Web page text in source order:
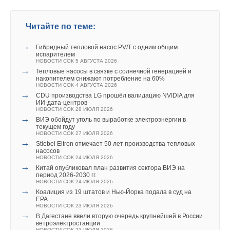
Читайте по теме:
→
Гибридный тепловой насос PV/T с одним общим
испарителем
НОВОСТИ СОК 5 АВГУСТА 2026
→
Тепловые насосы в связке с солнечной генерацией и
накопителем снижают потребление на 60%
НОВОСТИ СОК 4 АВГУСТА 2026
→
CDU производства LG прошёл валидацию NVIDIA для
ИИ-дата-центров
НОВОСТИ СОК 28 ИЮЛЯ 2026
→
ВИЭ обойдут уголь по выработке электроэнергии в
текущем году
НОВОСТИ СОК 27 ИЮЛЯ 2026
→
Stiebel Eltron отмечает 50 лет производства тепловых
насосов
НОВОСТИ СОК 24 ИЮЛЯ 2026
→
Китай опубликовал план развития сектора ВИЭ на
период 2026-2030 гг.
НОВОСТИ СОК 24 ИЮЛЯ 2026
→
Коалиция из 19 штатов и Нью-Йорка подала в суд на
EPA
НОВОСТИ СОК 23 ИЮЛЯ 2026
→
В Дагестане ввели вторую очередь крупнейшей в России
ветроэлектростанции
надежной энергетической системы и стабилизации климата
коммуникативную составляющие развития мирового
сообщества. На сегодняшний день процесс создания
надежной энергетической системы продвигается слишком
медленно, а существующая система не способна ускорить
этот процесс», - заявил Цукерберг на своей странице в
Фейсбук.
«Энергетическая коалиция будет поддерживать идеи,
которые потенциально способны изменить подход
человечества к производству и потреблению энергии. В то
время как мировые лидеры готовятся к саммиту ООН по
вопросам изменения климата в Париже, мы надеемся, что к
нам примкнут многочисленные партнеры, которые
воспринимают инновации в качестве приоритета в борьбе с
изменением климата».
Комментарии
450 тысяч штук угля это круто))))
Комментарий полезен?
Добавить комментарий
он произведет настоящий переворот в индустрии
Kilfrost продолжает инвестировать средства в разработку
теплоносителей нового поколения, которые обладают
повышенными рабочими характеристиками и лучшей
эффективностью.
Читайте по теме:
Универсальный пульт Z037-5C0 от НЕВАТОМ
НОВОСТИ СОК 5 АВГУСТА 2026
21-й ежегодный форум «ЦОД-2026»
НОВОСТИ СОК 5 АВГУСТА 2026
→
«РУСКЛИМАТ Fest 2026» в Уфе собрал свыше 700
профи климатической отрасли